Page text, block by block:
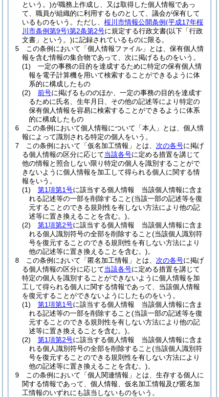
という。)が職務上作成し、又は取得した個人情報であっ
て、職員が組織的に利用するものとして、議会が保有して
いるものをいう。 ただし、 桜川市情報公開条例(平成17年桜
川市条例第9号)第2条第2号に規定する行政文書(以下「行政
文書」という。)に記録されているものに限る。
5
この条例において「個人情報ファイル」とは、保有個人情
報を含む情報の集合物であって、次に掲げるものをいう。
(1)
一定の事務の目的を達成するために特定の保有個人情
報を電子計算機を用いて検索することができるように体
系的に構成したもの
(2)
前号に掲げるもののほか、一定の事務の目的を達成す
るために氏名、生年月日、その他の記述等により特定の
保有個人情報を容易に検索することができるように体系
的に構成したもの
6
この条例において個人情報について「本人」とは、個人情
報によって識別される特定の個人をいう。
7
この条例において「仮名加工情報」とは、 次の各号に掲げ
る個人情報の区分に応じて当該各号に定める措置を講じて
他の情報と照合しない限り特定の個人を識別することがで
きないように個人情報を加工して得られる個人に関する情
報をいう。
(1)
第1項第1号に該当する個人情報 当該個人情報に含ま
れる記述等の一部を削除すること(当該一部の記述等を復
元することのできる規則性を有しない方法により他の記
述等に置き換えることを含む。)。
(2)
第1項第2号に該当する個人情報 当該個人情報に含ま
れる個人識別符号の全部を削除すること(当該個人識別符
号を復元することのできる規則性を有しない方法により
他の記述等に置き換えることを含む。)。
8
この条例において「匿名加工情報」とは、 次の各号に掲げ
る個人情報の区分に応じて当該各号に定める措置を講じて
特定の個人を識別することができないように個人情報を加
工して得られる個人に関する情報であって、当該個人情報
を復元することができないようにしたものをいう。
(1)
第1項第1号に該当する個人情報 当該個人情報に含ま
れる記述等の一部を削除すること(当該一部の記述等を復
元することのできる規則性を有しない方法により他の記
述等に置き換えることを含む。)。
(2)
第1項第2号に該当する個人情報 当該個人情報に含ま
れる個人識別符号の全部を削除すること(当該個人識別符
号を復元することのできる規則性を有しない方法により
他の記述等に置き換えることを含む。)。
9
この条例において「個人関連情報」とは、生存する個人に
関する情報であって、個人情報、仮名加工情報及び匿名加
工情報のいずれにも該当しないものをいう。